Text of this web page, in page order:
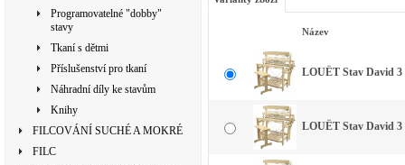
Programovatelné "dobby"
stavy
Tkaní s dětmi
Příslušenství pro tkaní
Náhradní díly ke stavům
Knihy
FILCOVÁNÍ SUCHÉ A MOKRÉ
FILC
Název
LOUËT Stav David 3
LOUËT Stav David 3